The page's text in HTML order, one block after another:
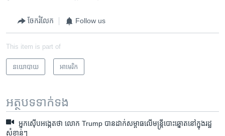
ចែករំលែក Follow us
This item is part of
នយោបាយ អាមេរិក​
អត្ថបទ​ទាក់ទង
អ្នក​ស៊ើប​អង្កេត​ថា លោក Trump បាន​ដាក់​សម្ពាធ​លើ​មន្ត្រី​បោះឆ្នោត​នៅ​ក្នុង​រដ្ឋ​
សំខាន់ៗ